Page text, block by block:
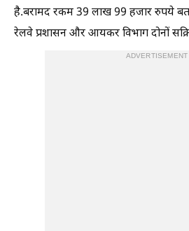
है.बरामद रकम 39 लाख 99 हजार रुपये
रेलवे प्रशासन और आयकर विभाग दोनों
ADVERTISEMENT